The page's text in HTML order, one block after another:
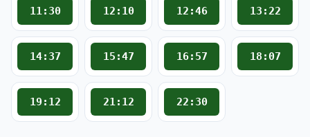
11:30 12:10 12:46 13:22
14:37 15:47 16:57 18:07
19:12 21:12 22:30